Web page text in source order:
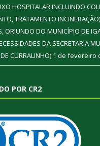
HOSPITALAR INCLUINDO
TRATAMENTO
ORIUNDO DO MUNICÍPIO DE
DA SECRETARIA
CURRALINHO) 1 de fevereiro
POR CR2